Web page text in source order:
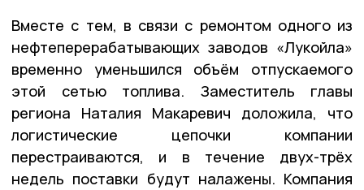
Вместе с тем, в связи с ремонтом одного из
нефтеперерабатывающих заводов «Лукойла»
временно уменьшился объём отпускаемого
этой сетью топлива. Заместитель главы
региона Наталия Макаревич доложила, что
логистические цепочки компании
перестраиваются, и в течение двух-трёх
недель поставки будут налажены. Компания